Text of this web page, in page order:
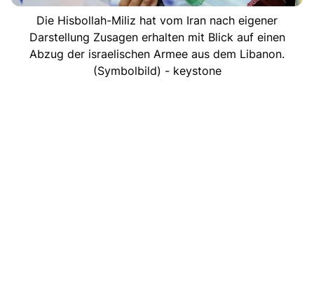
Die Hisbollah-Miliz hat vom Iran nach eigener
Darstellung Zusagen erhalten mit Blick auf einen
Abzug der israelischen Armee aus dem Libanon.
(Symbolbild) - keystone